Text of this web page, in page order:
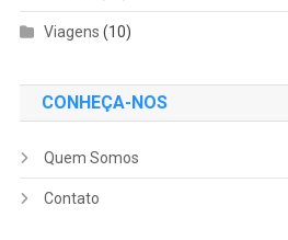
Viagens (10)
CONHEÇA-NOS
Quem Somos
Contato